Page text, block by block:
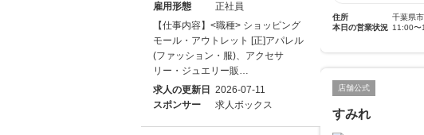
住所
千葉県
本日の営業状況 11:00〜
店舗公式
すみれ
雇用形態
正社員
【仕事内容】<職種> ショッピング
モール・アウトレット [正]アパレル
(ファッション・服)、アクセサ
リー・ジュエリー販…
求人の更新日
2026-07-11
スポンサー
求人ボックス